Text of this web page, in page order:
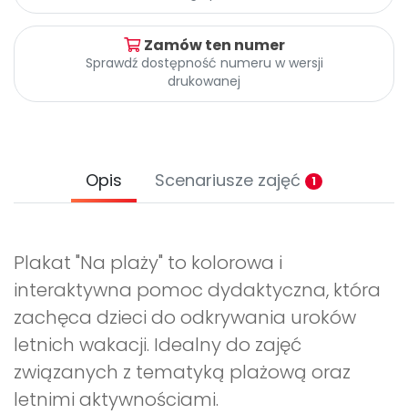
Archiwalne numery
Promocje
Zamów ten numer
Sprawdź dostępność numeru w wersji
drukowanej
Opis Scenariusze zajęć 1
Plakat "Na plaży" to kolorowa i
interaktywna pomoc dydaktyczna, która
zachęca dzieci do odkrywania uroków
letnich wakacji. Idealny do zajęć
związanych z tematyką plażową oraz
letnimi aktywnościami.